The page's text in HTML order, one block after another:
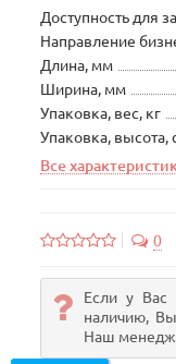
Доступность для
Направление
Длина, мм
Ширина, мм
Упаковка, вес, кг
Упаковка, высота,
Все
0
Если у Вас
наличию,
Наш